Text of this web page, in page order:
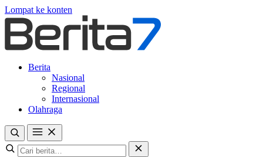
Lompat ke konten
Berita
Nasional
Regional
Internasional
Olahraga